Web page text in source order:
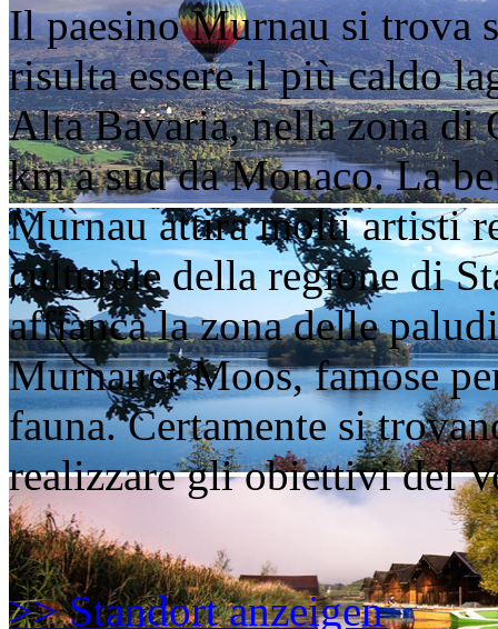
Il paesino Murnau si trova
risulta essere il più caldo
Alta Bavaria, nella zona di
km a sud da Monaco. La
Murnau attira molti artisti
culturale della regione di
affianca la zona delle
Murnauer Moos, famose
fauna. Certamente si
realizzare gli obiettivi del
>> Standort anzeigen